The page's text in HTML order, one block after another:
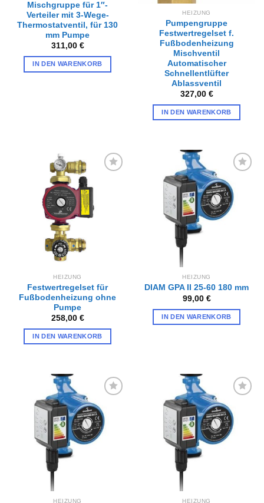
Mischgruppe für 1″-
Verteiler mit 3-Wege-
Thermostatventil, für 130
mm Pumpe
311,00 €
IN DEN WARENKORB
HEIZUNG
Pumpengruppe
Festwertregelset f.
Fußbodenheizung
Mischventil
Automatischer
Schnellentlüfter
Ablassventil
327,00 €
IN DEN WARENKORB
Wunschliste
hinzufügen
HEIZUNG
Festwertregelset für
Fußbodenheizung ohne
Pumpe
258,00 €
IN DEN WARENKORB
Zur
Wunschliste
hinzufügen
HEIZUNG
DIAM GPA II 25-60 180 mm
99,00 €
IN DEN WARENKORB
Zur
Wunschliste
hinzufügen
HEIZUNG
Zur
Wunschliste
hinzufügen
HEIZUNG